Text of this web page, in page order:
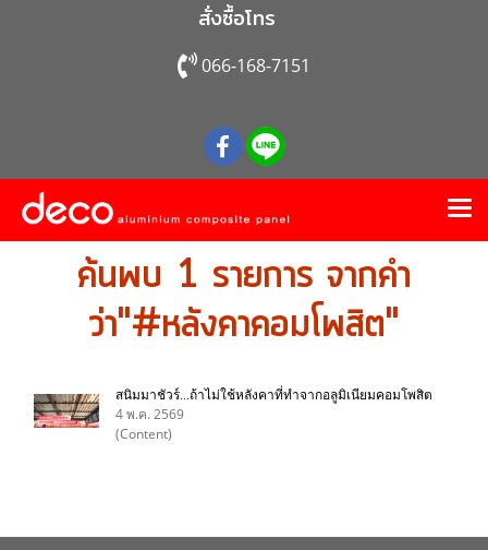
สั่งซื้อโทร
066-168-7151
ค้นพบ 1 รายการ จากคำ
ว่า"#หลังคาคอมโพสิต"
สนิมมาชัวร์...ถ้าไม่ใช้หลังคาที่ทำจากอลูมิเนียมคอมโพสิต
4 พ.ค. 2569
(Content)